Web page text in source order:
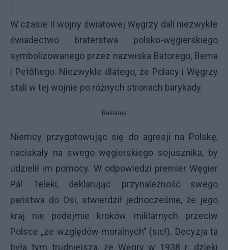
W czasie II wojny światowej Węgrzy dali niezwykłe
świadectwo braterstwa polsko-węgierskiego
symbolizowanego przez nazwiska Batorego, Bema
i Petőfiego. Niezwykłe dlatego, że Polacy i Węgrzy
stali w tej wojnie po różnych stronach barykady.
Reklama
Niemcy przygotowując się do agresji na Polskę,
naciskały na swego węgierskiego sojusznika, by
udzielił im pomocy. W odpowiedzi premier Węgier
Pál Teleki, deklarując przynależność swego
państwa do Osi, stwierdził jednocześnie, że jego
kraj nie podejmie kroków militarnych przeciw
Polsce „ze względów moralnych” (sic!). Decyzja ta
była tym trudniejsza, że Węgry w 1938 r. dzięki